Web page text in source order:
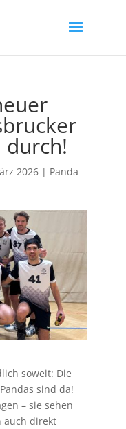
durch!
2026| Panda
soweit: Die
sind da!
– sie sehen
auch direkt